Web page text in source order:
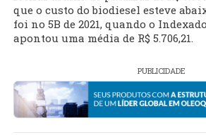
que o custo do biodiesel esteve
foi no 5B de 2021, quando o
apontou uma média de R$ 5.706,21.
PUBLICIDADE